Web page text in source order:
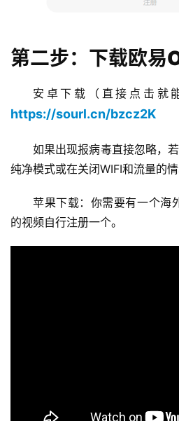
第二步：下载欧易
安卓下载（直接点击就
https://sourl.cn/bzcz2K
如果出现报病毒直接忽略，
纯净模式或在关闭WIFI和流量的情
苹果下载：你需要有一个海
的视频自行注册一个。